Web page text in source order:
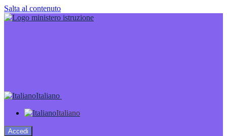
Salta al contenuto
Italiano
Italiano
Accedi